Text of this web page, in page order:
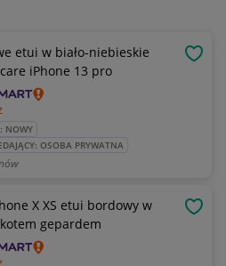
etui w biało-niebieskie
iPhone 13 pro
NOWY
OSOBA PRYWATNA
X XS etui bordowy w
gepardem